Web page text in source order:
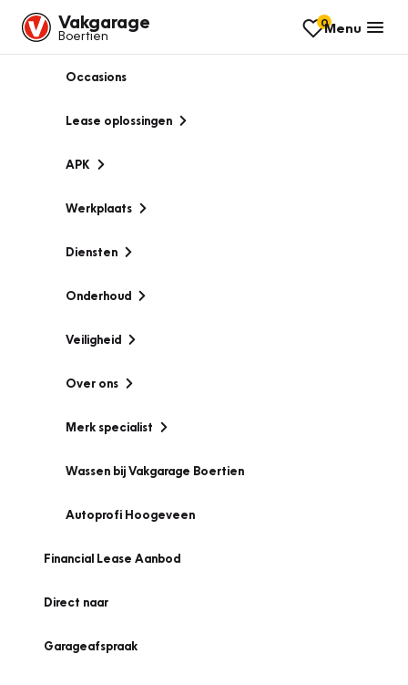
Vakgarage
Boertien
0Menu
Occasions
Lease oplossingen
APK
Werkplaats
Diensten
Onderhoud
Veiligheid
Over ons
Merk specialist
Wassen bij Vakgarage Boertien
Autoprofi Hoogeveen
Financial Lease Aanbod
Direct naar
Garageafspraak